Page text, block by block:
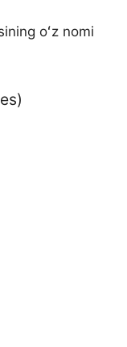
oʻz nomi